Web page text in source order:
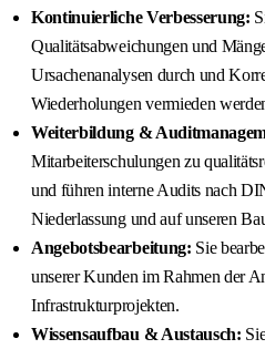
Kontinuierliche Verbesserung:
Qualitätsabweichungen und
Ursachenanalysen durch und
Wiederholungen vermieden
Weiterbildung &
Mitarbeiterschulungen zu
und führen interne Audits nach
Niederlassung und auf unseren
Angebotsbearbeitung: Sie
unserer Kunden im Rahmen der
Infrastrukturprojekten.
Wissensaufbau & Austausch: